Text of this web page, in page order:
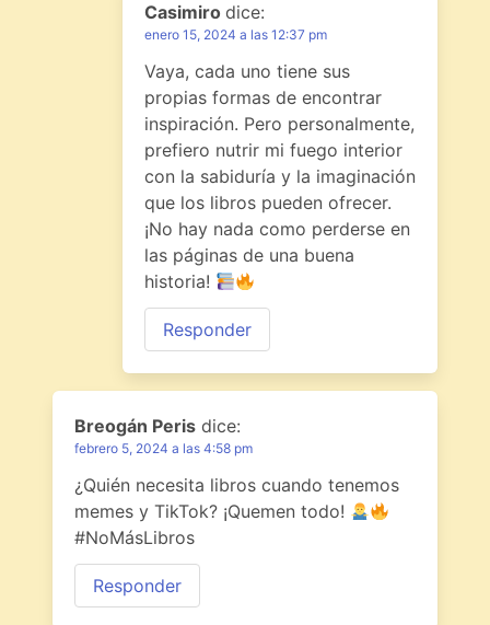
Casimiro dice:
enero 15, 2024 a las 12:37 pm
Vaya, cada uno tiene sus
propias formas de encontrar
inspiración. Pero personalmente,
prefiero nutrir mi fuego interior
con la sabiduría y la imaginación
que los libros pueden ofrecer.
¡No hay nada como perderse en
las páginas de una buena
historia!
Responder
Breogán Peris dice:
febrero 5, 2024 a las 4:58 pm
¿Quién necesita libros cuando tenemos
memes y TikTok? ¡Quemen todo!
#NoMásLibros
Responder